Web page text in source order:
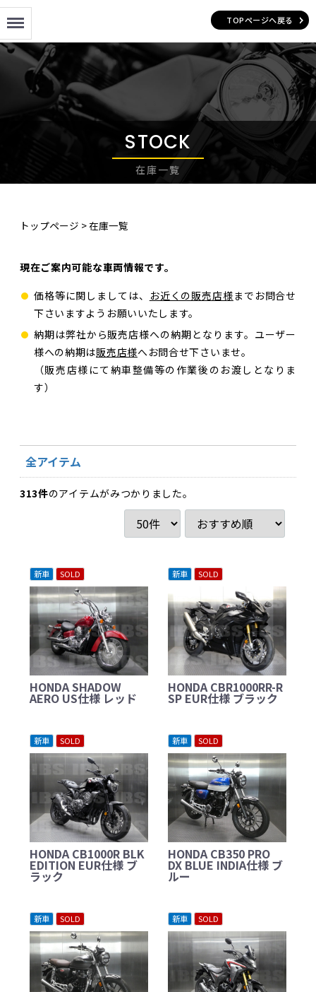
STOCK
在庫一覧
トップページ >在庫一覧
現在ご案内可能な車両情報です。
価格等に関しましては、
お近くの販売店様までお問合せ
下さいますようお願いいたします。
納期は弊社から販売店様への納期となります。ユーザー
様への納期は販売店様へお問合せ下さいませ。
（販売店様にて納車整備等の作業後のお渡しとなりま
す）
全アイテム
313件のアイテムがみつかりました。
新車 SOLD
HONDA SHADOW
AERO US仕様 レッド
新車 SOLD
HONDA CBR1000RR-R
SP EUR仕様 ブラック
新車 SOLD
HONDA CB1000R BLK
EDITION EUR仕様 ブ
ラック
新車 SOLD
HONDA CB350 PRO
DX BLUE INDIA仕様 ブ
ルー
新車 SOLD 新車 SOLD
TOPページへ戻る